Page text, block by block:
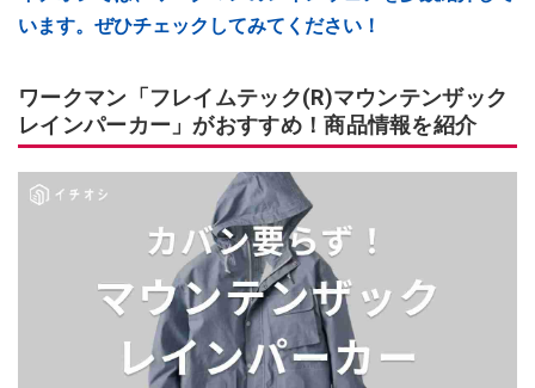
います。ぜひチェックしてみてください！
ワークマン「フレイムテック(R)マウンテンザック
レインパーカー」がおすすめ！商品情報を紹介